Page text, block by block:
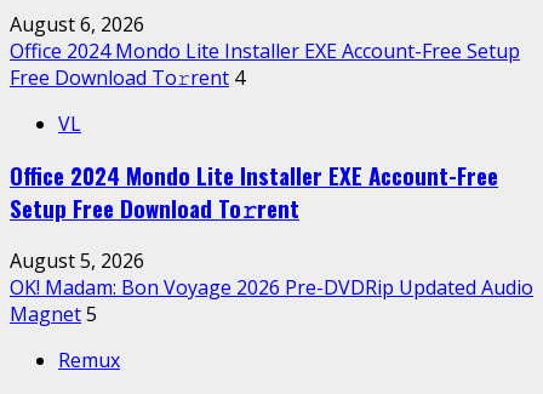
August 6, 2026
Office 2024 Mondo Lite Installer EXE Account-Free Setup
Frее Download To𝚛rent 4
VL
Office 2024 Mondo Lite Installer EXE Account-Free
Setup Frее Download To𝚛rent
August 5, 2026
OK! Madam: Bon Voyage 2026 Pre-DVDRip Updated Audio
Magnet5
Remux